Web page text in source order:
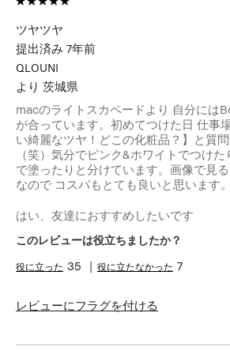
ツヤツヤ
提出済み 7年前
QLOUNI
より 茨城県
macのライトスカペードより 自分には
が合っています。初めてつけた日 仕事
い綺麗なツヤ！どこの化粧品？】と質
（笑）気分でピンク&ホワイトでつけ
で塗ったりと分けています。画像で見
なので コスパもとても良いと思います。
はい、友達におすすめしたいです
このレビューは役立ちましたか？
35 7
レビューにフラグを付ける